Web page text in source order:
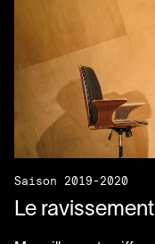
Saison 2019-2020
Le ravissement